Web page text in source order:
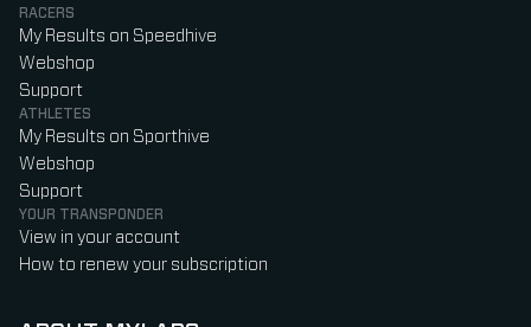
RACERS
My Results on Speedhive
Webshop
Support
ATHLETES
My Results on Sporthive
Webshop
Support
YOUR TRANSPONDER
View in your account
How to renew your subscription